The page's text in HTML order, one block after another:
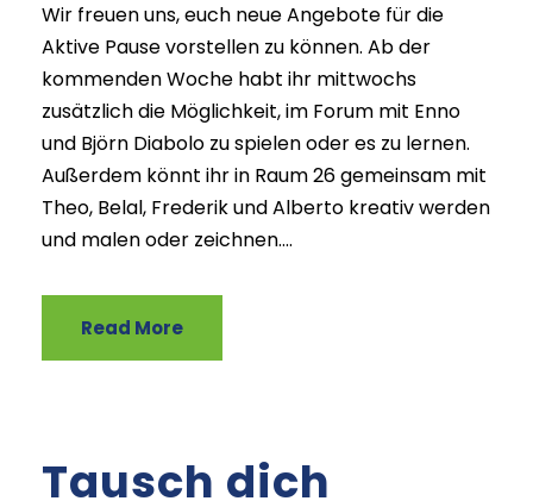
Wir freuen uns, euch neue Angebote für die
Aktive Pause vorstellen zu können. Ab der
kommenden Woche habt ihr mittwochs
zusätzlich die Möglichkeit, im Forum mit Enno
und Björn Diabolo zu spielen oder es zu lernen.
Außerdem könnt ihr in Raum 26 gemeinsam mit
Theo, Belal, Frederik und Alberto kreativ werden
und malen oder zeichnen....
Read More
Tausch dich